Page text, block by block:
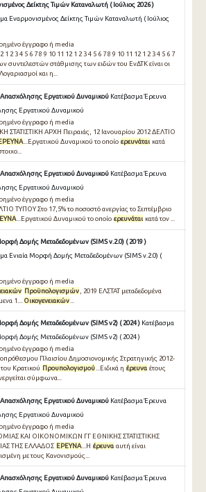
Δείκτης Τιμών Καταναλωτή ( Ιούλιος 2026 )
Εναρμονισμένος Δείκτης Τιμών Καταναλωτή ( Ιούλιος
έγγραφο ή media
1 2 3 4 5 6 7 8 9 10 11 12 1 2 3 4 5 6 7 8 9 10 11 12 1 2 3 4 5 6 7
συντελεστών στάθμισης των ειδών του ΕνΔΤΚ είναι οι
και η...
Απασχόλησης Εργατικού Δυναμικού Κατέβασμα Έρευνα
Εργατικού Δυναμικού
έγγραφο ή media
ΣΤΑΤΙΣΤΙΚΗ ΑΡΧΗ Πειραιάς, 12 Ιανουαρίου 2012 ΔΕΛΤΙΟ
...Εργατικού Δυναμικού το οποίο ερευνάται κατά
Απασχόλησης Εργατικού Δυναμικού Κατέβασμα Έρευνα
Εργατικού Δυναμικού
έγγραφο ή media
ΤΥΠΟΥ Στο 17,5% το ποσοστό ανεργίας το Σεπτέμβριο
...Εργατικού Δυναμικού το οποίο ερευνάται κατά τον ...
Δομής Μεταδεδομένων (SIMS v.2.0) ( 2019 )
Ενιαία Μορφή Δομής Μεταδεδομένων (SIMS v.2.0) (
έγγραφο ή media
Προϋπολογισμών , 2019 ΕΛΣΤΑΤ μεταδεδομένα
1....
Οικογενειακών
Δομής Μεταδεδομένων (SIMS v2) ( 2024 ) Κατέβασμα
Δομής Μεταδεδομένων (SIMS v2) ( 2024 )
έγγραφο ή media
Πλαισίου Δημοσιονομικής Στρατηγικής 2012-
του Κρατικού Προυπολογισμού...Ειδικά η έρευνα έτους
σύμφωνα...
Απασχόλησης Εργατικού Δυναμικού Κατέβασμα Έρευνα
Εργατικού Δυναμικού
έγγραφο ή media
ΚΑΙ ΟΙΚΟΝΟΜΙΚΩΝ ΓΓ ΕΘΝΙΚΗΣ ΣΤΑΤΙΣΤΙΚΗΣ
ΤΗΣ ΕΛΛΑ∆ΟΣ ΕΡΕΥΝΑ...Η έρευνα αυτή είναι
µε τους Κανονισµούς...
Απασχόλησης Εργατικού Δυναμικού Κατέβασμα Έρευνα